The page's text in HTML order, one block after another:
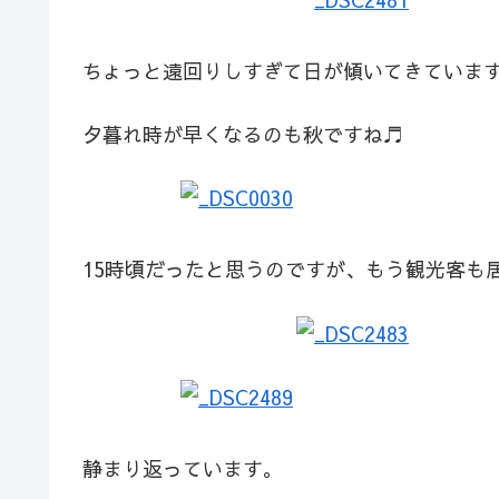
ちょっと遠回りしすぎて日が傾いてきています
夕暮れ時が早くなるのも秋ですね♬
15時頃だったと思うのですが、もう観光客も
静まり返っています。